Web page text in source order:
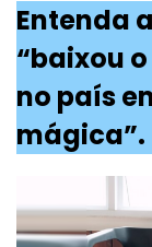
Entenda
“baixou
no país
mágica”.